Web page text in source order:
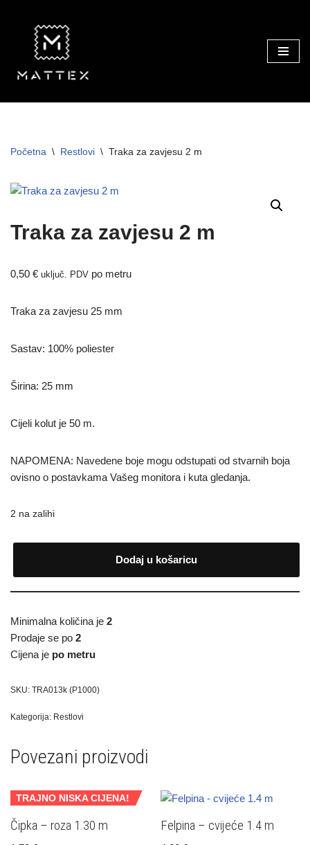
content
Početna \ Restlovi \ Traka za zavjesu 2 m
Traka za zavjesu 2 m
0,50 € uključ. PDV po metru
Traka za zavjesu 25 mm
Sastav: 100% poliester
Širina: 25 mm
Cijeli kolut je 50 m.
NAPOMENA: Navedene boje mogu odstupati od stvarnih boja
ovisno o postavkama Vašeg monitora i kuta gledanja.
2 na zalihi
Dodaj u košaricu
Minimalna količina je 2
Prodaje se po 2
Cijena je po metru
SKU: TRA013k (P1000)
Kategorija: Restlovi
Povezani proizvodi
TRAJNO NISKA CIJENA!
Čipka – roza 1.30 m Felpina – cvijeće 1.4 m